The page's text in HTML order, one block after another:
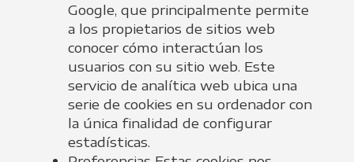
Google, que principalmente permite
a los propietarios de sitios web
conocer cómo interactúan los
usuarios con su sitio web. Este
servicio de analítica web ubica una
serie de cookies en su ordenador con
la única finalidad de configurar
estadísticas.